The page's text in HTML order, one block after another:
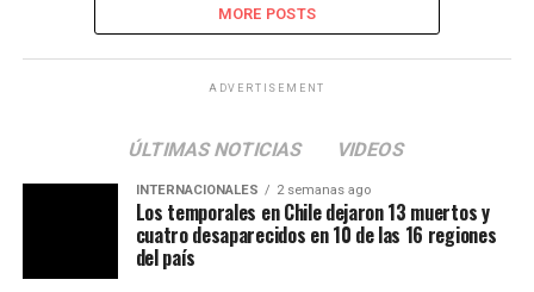
MORE POSTS
ADVERTISEMENT
ÚLTIMAS NOTICIAS VIDEOS
INTERNACIONALES 2 semanas ago
Los temporales en Chile dejaron 13 muertos y
cuatro desaparecidos en 10 de las 16 regiones
del país